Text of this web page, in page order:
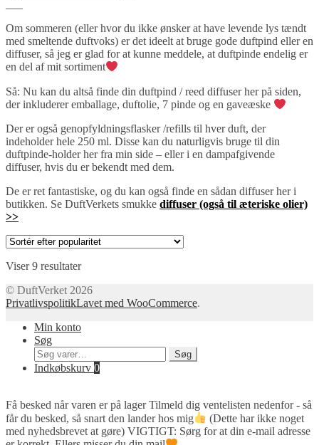
Om sommeren (eller hvor du ikke ønsker at have levende lys tændt
med smeltende duftvoks) er det ideelt at bruge gode duftpind eller en
diffuser, så jeg er glad for at kunne meddele, at duftpinde endelig er
en del af mit sortiment
Så: Nu kan du altså finde din duftpind / reed diffuser her på siden,
der inkluderer emballage, duftolie, 7 pinde og en gaveæske
Der er også genopfyldningsflasker /refills til hver duft, der
indeholder hele 250 ml. Disse kan du naturligvis bruge til din
duftpinde-holder her fra min side – eller i en dampafgivende
diffuser, hvis du er bekendt med dem.
De er ret fantastiske, og du kan også finde en sådan diffuser her i
butikken. Se DuftVerkets smukke diffuser (også til æteriske olier)
>>
Viser 9 resultaterSorteret
popularitet
© DuftVerket 2026
PrivatlivspolitikLavet med WooCommerce.
Min konto
Søg
Søg
efter:
Søg
Indkøbskurv 0
Få besked når varen er på lagerTilmeld dig ventelisten nedenfor - så
får du besked, så snart den lander hos mig
(Dette har ikke noget
med nyhedsbrevet at gøre) VIGTIGT: Sørg for at din e-mail adresse